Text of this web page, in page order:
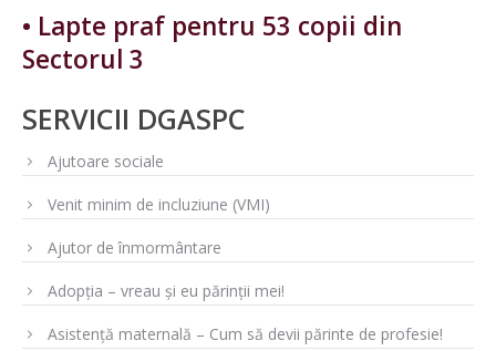
• Lapte praf pentru 53 copii din
Sectorul 3
SERVICII DGASPC
Ajutoare sociale
Venit minim de incluziune (VMI)
Ajutor de înmormântare
Adopția – vreau și eu părinții mei!
Asistență maternală – Cum să devii părinte de profesie!